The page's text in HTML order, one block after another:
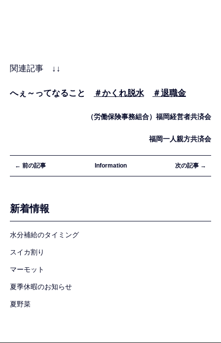
関連記事 ↓↓
へぇ～ってなること ＃かくれ脱水 ＃退職金
（労働保険事務組合）福岡経営者共済会
福岡一人親方共済会
← 前の記事 Information 次の記事 →
新着情報
水分補給のタイミング
スイカ割り
マーモット
夏季休暇のお知らせ
夏野菜